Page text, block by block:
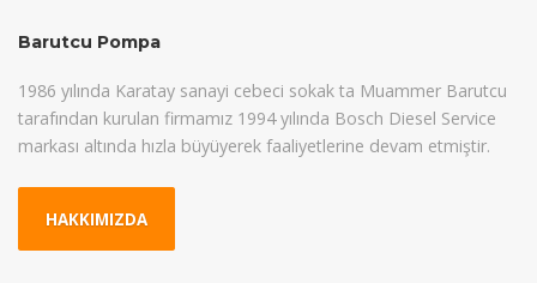
Barutcu Pompa
1986 yılında Karatay sanayi cebeci sokak ta Muammer Barutcu
tarafından kurulan firmamız 1994 yılında Bosch Diesel Service
markası altında hızla büyüyerek faaliyetlerine devam etmiştir.
HAKKIMIZDA